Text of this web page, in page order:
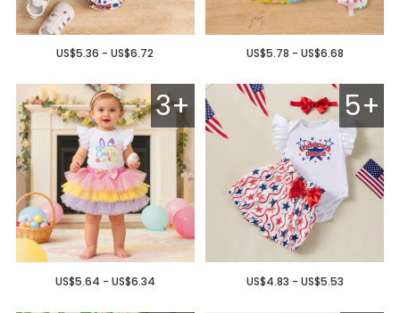
US$5.36 - US$6.72 US$5.78 - US$6.68
3+
US$5.64 - US$6.34
5+
US$4.83 - US$5.53